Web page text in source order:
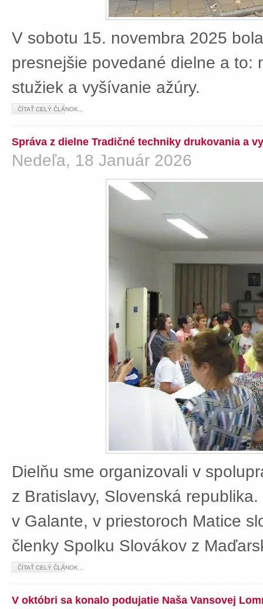
V sobotu 15. novembra 2025
presnejšie povedané dielne a to:
stužiek a vyšívanie ažúry.
ČÍTAŤ CELÝ ČLÁNOK...
Správa z dielne Tradičné techniky drukovania a
Nedeľa, 18 Január 2026
Dielňu sme organizovali v
z Bratislavy, Slovenská
v Galante, v priestoroch Matice
členky Spolku Slovákov z
ČÍTAŤ CELÝ ČLÁNOK...
V októbri sa konalo podujatie Naša Vansovej